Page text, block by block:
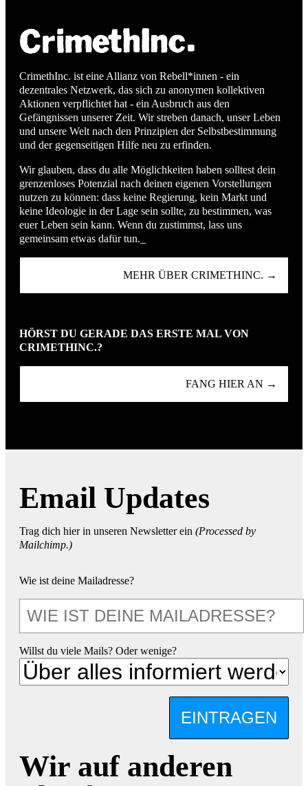
CrimethInc. ist eine Allianz von Rebell*innen - ein
dezentrales Netzwerk, das sich zu anonymen kollektiven
Aktionen verpflichtet hat - ein Ausbruch aus den
Gefängnissen unserer Zeit. Wir streben danach, unser Leben
und unsere Welt nach den Prinzipien der Selbstbestimmung
und der gegenseitigen Hilfe neu zu erfinden.
Wir glauben, dass du alle Möglichkeiten haben solltest dein
grenzenloses Potenzial nach deinen eigenen Vorstellungen
nutzen zu können: dass keine Regierung, kein Markt und
keine Ideologie in der Lage sein sollte, zu bestimmen, was
euer Leben sein kann. Wenn du zustimmst, lass uns
gemeinsam etwas dafür tun._
MEHR ÜBER CRIMETHINC. →
HÖRST DU GERADE DAS ERSTE MAL VON
CRIMETHINC.?
FANG HIER AN →
Email Updates
Trag dich hier in unseren Newsletter ein (Processed by
Mailchimp.)
Wie ist deine Mailadresse?
Willst du viele Mails? Oder wenige?
EINTRAGEN
Wir auf anderen